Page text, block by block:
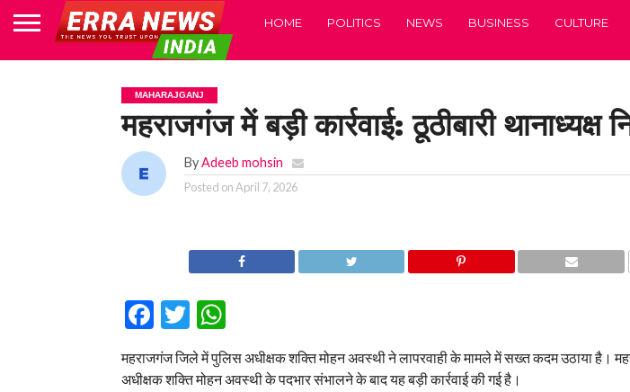
HOME POLITICS NEWS BUSINESS CULTURE
MAHARAJGANJ
महराजगंज में बड़ी कार्रवाई: ठूठीबारी थानाध्यक्ष
ByAdeeb mohsin
Posted onApril 7, 2026
Facebook
Twitter
WhatsApp
महराजगंज जिले में पुलिस अधीक्षक शक्ति मोहन अवस्थी ने लापरवाही के मामले में सख्त कदम उठाया है।
अधीक्षक शक्ति मोहन अवस्थी के पदभार संभालने के बाद यह बड़ी कार्रवाई की गई है।